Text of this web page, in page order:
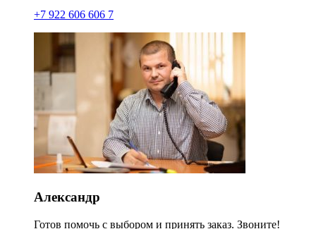
+7 922 606 606 7
Александр
Готов помочь с выбором и принять заказ. Звоните!